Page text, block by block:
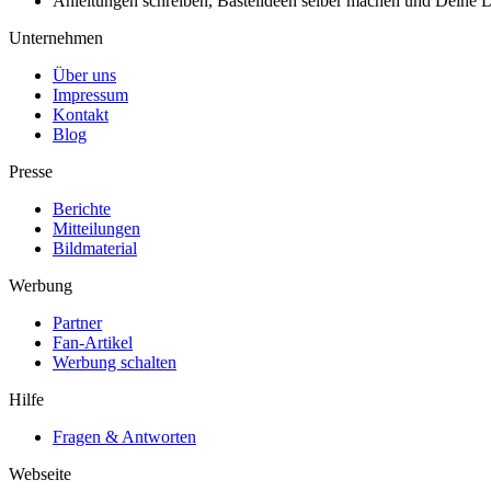
Unternehmen
Über uns
Impressum
Kontakt
Blog
Presse
Berichte
Mitteilungen
Bildmaterial
Werbung
Partner
Fan-Artikel
Werbung schalten
Hilfe
Fragen & Antworten
Webseite